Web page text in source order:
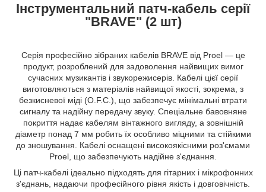
Інструментальний патч-кабель серії
"BRAVE" (2 шт)
Серія професійно зібраних кабелів BRAVE від Proel — це
продукт, розроблений для задоволення найвищих вимог
сучасних музикантів і звукорежисерів. Кабелі цієї серії
виготовляються з матеріалів найвищої якості, зокрема, з
безкисневої міді (O.F.C.), що забезпечує мінімальні втрати
сигналу та надійну передачу звуку. Спеціальне бавовняне
покриття надає кабелям вінтажного вигляду, а зовнішній
діаметр понад 7 мм робить їх особливо міцними та стійкими
до зношування. Кабелі оснащені високоякісними роз'ємами
Proel, що забезпечують надійне з'єднання.
Ці патч-кабелі ідеально підходять для гітарних і мікрофонних
з'єднань, надаючи професійного рівня якість і довговічність.